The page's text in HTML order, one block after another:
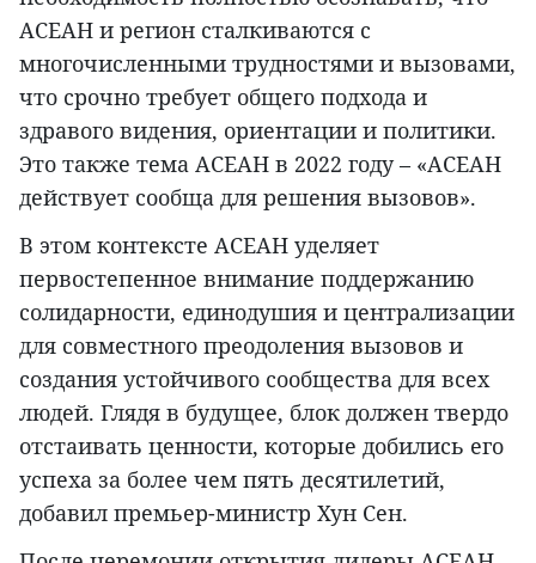
АСЕАН и регион сталкиваются с
многочисленными трудностями и вызовами,
что срочно требует общего подхода и
здравого видения, ориентации и политики.
Это также тема АСЕАН в 2022 году – «АСЕАН
действует сообща для решения вызовов».
В этом контексте АСЕАН уделяет
первостепенное внимание поддержанию
солидарности, единодушия и централизации
для совместного преодоления вызовов и
создания устойчивого сообщества для всех
людей. Глядя в будущее, блок должен твердо
отстаивать ценности, которые добились его
успеха за более чем пять десятилетий,
добавил премьер-министр Хун Сен.